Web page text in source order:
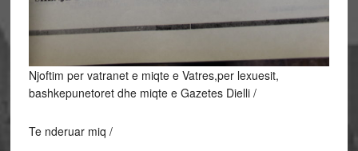
Njoftim per vatranet e miqte e Vatres,per lexuesit,
bashkepunetoret dhe miqte e Gazetes Dielli /
Te nderuar miq /